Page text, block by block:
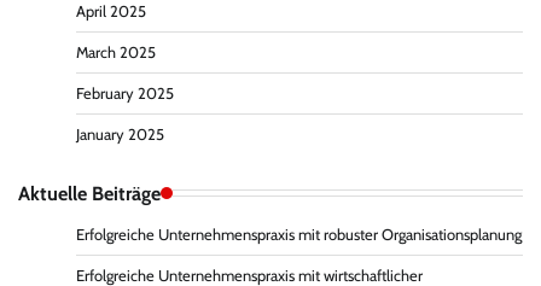
April 2025
March 2025
February 2025
January 2025
Aktuelle Beiträge
Erfolgreiche Unternehmenspraxis mit robuster Organisationsplanung
Erfolgreiche Unternehmenspraxis mit wirtschaftlicher